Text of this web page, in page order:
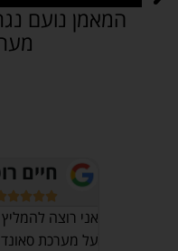
המאמן נועם
חיים




אני רוצה
על מערכת